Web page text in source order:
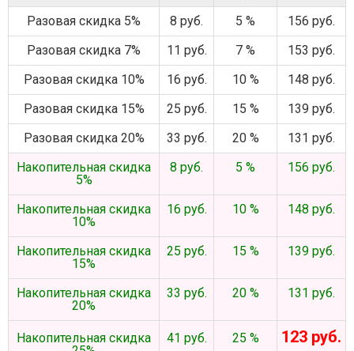
Разовая скидка 5% 8 руб. 5 %
156 руб.
Разовая скидка 7%
11 руб. 7 %
153 руб.
Разовая скидка 10%
16 руб. 10 %
148 руб.
Разовая скидка 15%
25 руб. 15 %
139 руб.
Разовая скидка 20%
33 руб. 20 %
131 руб.
Накопительная скидка
5%
8 руб. 5 % 156 руб.
Накопительная скидка
10%
16 руб. 10 % 148 руб.
Накопительная скидка
15%
25 руб. 15 % 139 руб.
Накопительная скидка
20%
33 руб. 20 % 131 руб.
Накопительная скидка
41 руб. 25 % 123 руб.